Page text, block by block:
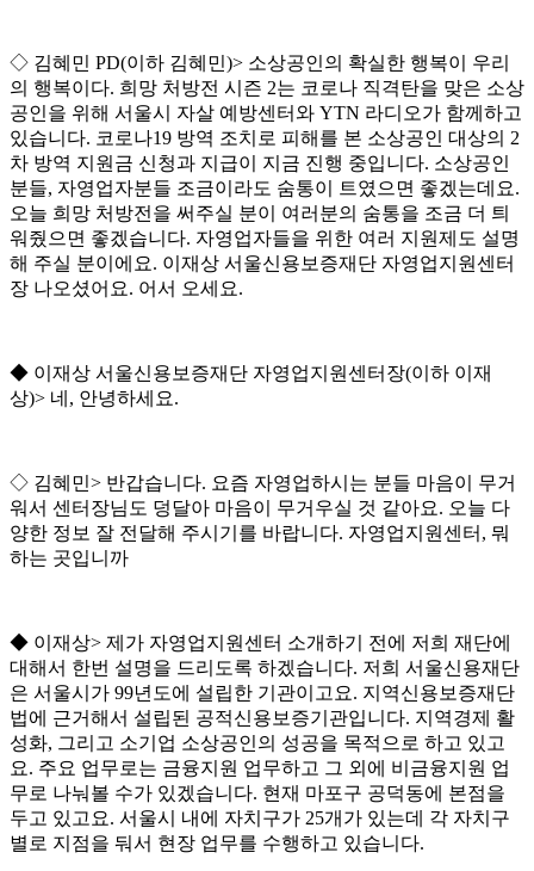
◇ 김혜민 PD(이하 김혜민)> 소상공인의 확실한 행복이 우리
의 행복이다. 희망 처방전 시즌 2는 코로나 직격탄을 맞은 소상
공인을 위해 서울시 자살 예방센터와 YTN 라디오가 함께하고
있습니다. 코로나19 방역 조치로 피해를 본 소상공인 대상의 2
차 방역 지원금 신청과 지급이 지금 진행 중입니다. 소상공인
분들, 자영업자분들 조금이라도 숨통이 트였으면 좋겠는데요.
오늘 희망 처방전을 써주실 분이 여러분의 숨통을 조금 더 틔
워줬으면 좋겠습니다. 자영업자들을 위한 여러 지원제도 설명
해 주실 분이에요. 이재상 서울신용보증재단 자영업지원센터
장 나오셨어요. 어서 오세요.
◆ 이재상 서울신용보증재단 자영업지원센터장(이하 이재
상)> 네 , 안녕하세요.
◇ 김혜민> 반갑습니다. 요즘 자영업하시는 분들 마음이 무거
워서 센터장님도 덩달아 마음이 무거우실 것 같아요. 오늘 다
양한 정보 잘 전달해 주시기를 바랍니다. 자영업지원센터 , 뭐
하는 곳입니까
◆ 이재상> 제가 자영업지원센터 소개하기 전에 저희 재단에
대해서 한번 설명을 드리도록 하겠습니다. 저희 서울신용재단
은 서울시가 99년도에 설립한 기관이고요. 지역신용보증재단
법에 근거해서 설립된 공적신용보증기관입니다. 지역경제 활
성화, 그리고 소기업 소상공인의 성공을 목적으로 하고 있고
요. 주요 업무로는 금융지원 업무하고 그 외에 비금융지원 업
무로 나눠볼 수가 있겠습니다. 현재 마포구 공덕동에 본점을
두고 있고요. 서울시 내에 자치구가 25개가 있는데 각 자치구
별로 지점을 둬서 현장 업무를 수행하고 있습니다.